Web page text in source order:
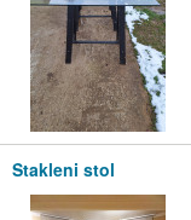
Stakleni stol